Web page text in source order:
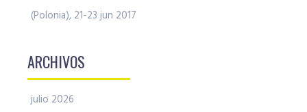
(Polonia), 21-23 jun 2017
ARCHIVOS
julio 2026